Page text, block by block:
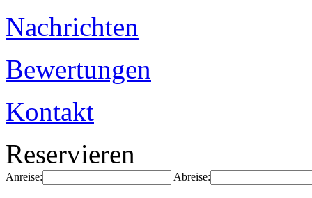
Nachrichten
Bewertungen
Kontakt
Reservieren
Anreise: Abreise: